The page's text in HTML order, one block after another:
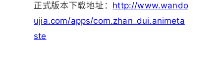
正式版本下载地址： http://www.wando
ujia.com/apps/com.zhan_dui.animeta
ste